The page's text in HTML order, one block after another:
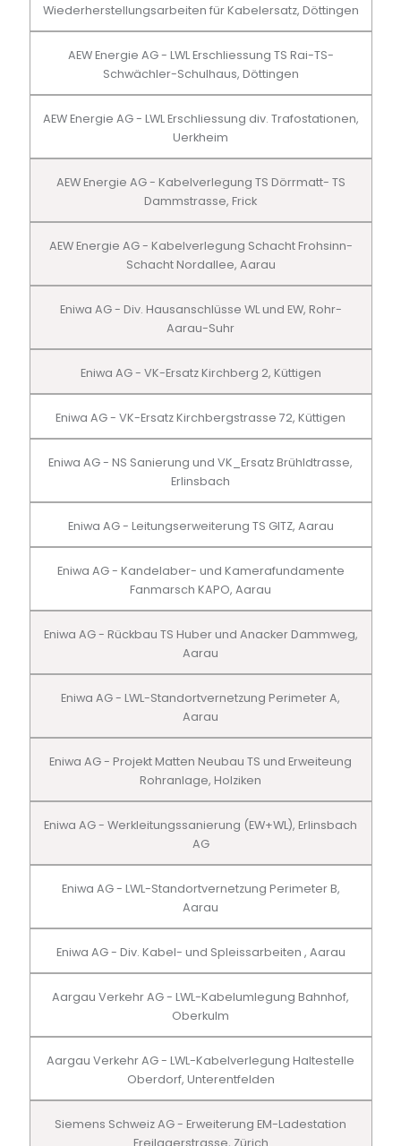
Wiederherstellungsarbeiten für Kabelersatz, Döttingen
AEW Energie AG - LWL Erschliessung TS Rai-TS-
Schwächler-Schulhaus, Döttingen
AEW Energie AG - LWL Erschliessung div. Trafostationen,
Uerkheim
AEW Energie AG - Kabelverlegung TS Dörrmatt- TS
Dammstrasse, Frick
AEW Energie AG - Kabelverlegung Schacht Frohsinn-
Schacht Nordallee, Aarau
Eniwa AG - Div. Hausanschlüsse WL und EW, Rohr-
Aarau-Suhr
Eniwa AG - VK-Ersatz Kirchberg 2, Küttigen
Eniwa AG - VK-Ersatz Kirchbergstrasse 72, Küttigen
Eniwa AG - NS Sanierung und VK_Ersatz Brühldtrasse,
Erlinsbach
Eniwa AG - Leitungserweiterung TS GITZ, Aarau
Eniwa AG - Kandelaber- und Kamerafundamente
Fanmarsch KAPO, Aarau
Eniwa AG - Rückbau TS Huber und Anacker Dammweg,
Aarau
Eniwa AG - LWL-Standortvernetzung Perimeter A,
Aarau
Eniwa AG - Projekt Matten Neubau TS und Erweiteung
Rohranlage, Holziken
Eniwa AG - Werkleitungssanierung (EW+WL), Erlinsbach
AG
Eniwa AG - LWL-Standortvernetzung Perimeter B,
Aarau
Eniwa AG - Div. Kabel- und Spleissarbeiten , Aarau
Aargau Verkehr AG - LWL-Kabelumlegung Bahnhof,
Oberkulm
Aargau Verkehr AG - LWL-Kabelverlegung Haltestelle
Oberdorf, Unterentfelden
Siemens Schweiz AG - Erweiterung EM-Ladestation
Freilagerstrasse, Zürich